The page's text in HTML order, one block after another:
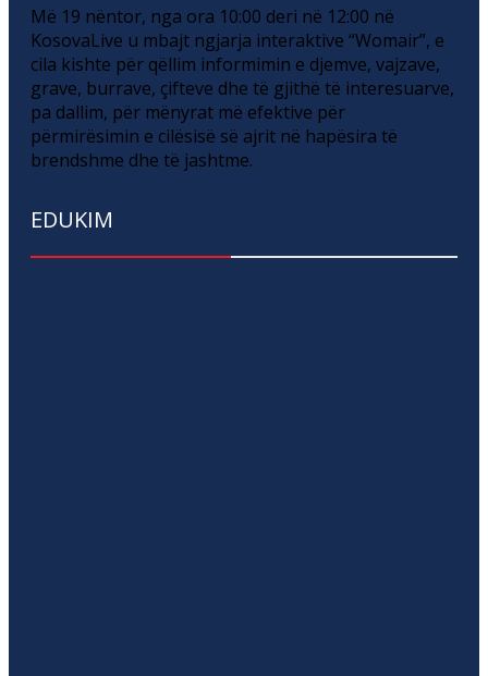
Më 19 nëntor, nga ora 10:00 deri në 12:00 në
KosovaLive u mbajt ngjarja interaktive “Womair”, e
cila kishte për qëllim informimin e djemve, vajzave,
grave, burrave, çifteve dhe të gjithë të interesuarve,
pa dallim, për mënyrat më efektive për
përmirësimin e cilësisë së ajrit në hapësira të
brendshme dhe të jashtme.
EDUKIM